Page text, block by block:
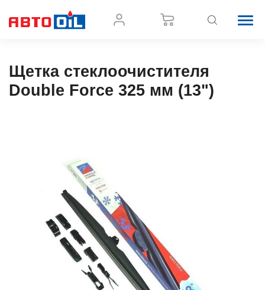
Щетка стеклоочистителя
Double Force 325 мм (13")